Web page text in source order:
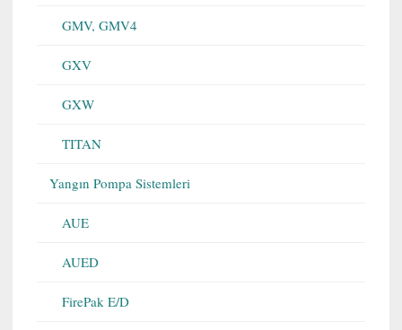
GMV, GMV4
GXV
GXW
TITAN
Yangın Pompa Sistemleri
AUE
AUED
FirePak E/D